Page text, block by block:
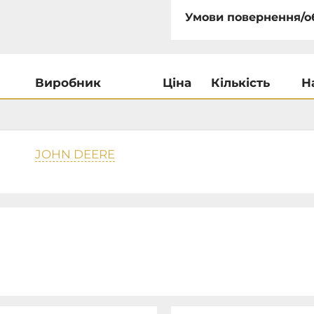
Умови повернення/
Виробник Ціна Кількість
JOHN DEERE